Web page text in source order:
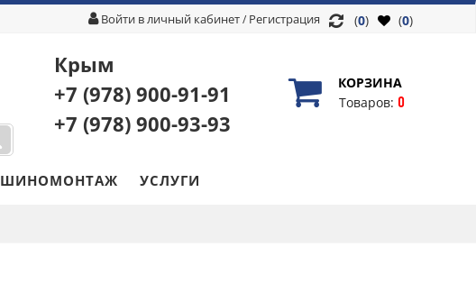
Войти в личный кабинет/ Регистрация (0)
(0)
Крым
+7 (978)900-91-91
+7 (978)900-93-93
КОРЗИНА
Товаров: 0
ШИНОМОНТАЖ УСЛУГИ